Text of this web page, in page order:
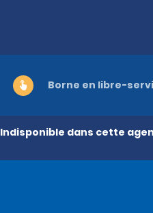
Indisponible dans cette
Borne en libre-